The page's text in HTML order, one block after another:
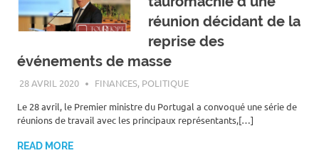
réunion décidant de la
reprise des
événements de masse
28 AVRIL 2020 ROGER LAHANA
FINANCES, POLITIQUE
Le 28 avril, le Premier ministre du Portugal a convoqué une série de
réunions de travail avec les principaux représentants,[…]
READ MORE